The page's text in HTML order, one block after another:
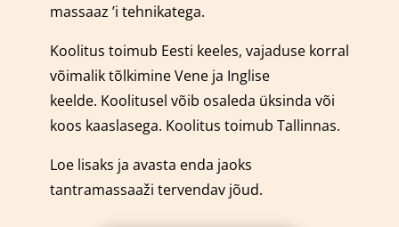
massaaz ’i tehnikatega.
Koolitus toimub Eesti keeles, vajaduse korral
võimalik tõlkimine Vene ja Inglise
keelde. Koolitusel võib osaleda üksinda või
koos kaaslasega. Koolitus toimub Tallinnas.
Loe lisaks ja avasta enda jaoks
tantramassaaži tervendav jõud.